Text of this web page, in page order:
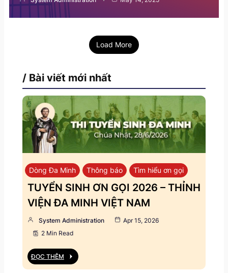
Load More
/ Bài viết mới nhất
Dòng Đa Minh Thông báo Tìm hiểu ơn gọi
TUYỂN SINH ƠN GỌI 2026 – THỈNH
VIỆN ĐA MINH VIỆT NAM
System Administration
Apr 15, 2026
2 Min Read
ĐỌC THÊM